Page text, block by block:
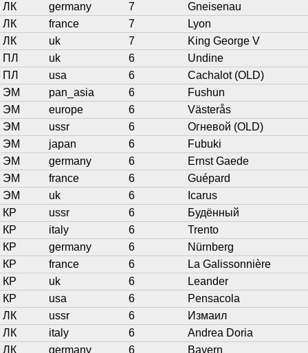
ЛК
germany 7
Gneisenau
ЛК
france 7
Lyon
ЛК
uk 7
King George V
ПЛ
uk 6
Undine
ПЛ
usa 6
Cachalot (OLD)
ЭМ
pan_asia 6
Fushun
ЭМ
europe 6
Västerås
ЭМ
ussr 6
Огневой (OLD)
ЭМ
japan 6
Fubuki
ЭМ
germany 6
Ernst Gaede
ЭМ
france 6
Guépard
ЭМ
uk 6
Icarus
КР
ussr 6
Будённый
КР
italy 6
Trento
КР
germany 6
Nürnberg
КР
france 6
La Galissonnière
КР
uk 6
Leander
КР
usa 6
Pensacola
ЛК
ussr 6
Измаил
ЛК
italy 6
Andrea Doria
ЛК
germany 6
Bayern